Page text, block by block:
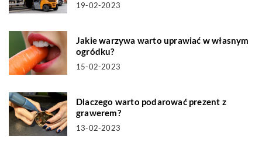
19-02-2023
Jakie warzywa warto uprawiać w własnym
ogródku?
15-02-2023
Dlaczego warto podarować prezent z
grawerem?
13-02-2023